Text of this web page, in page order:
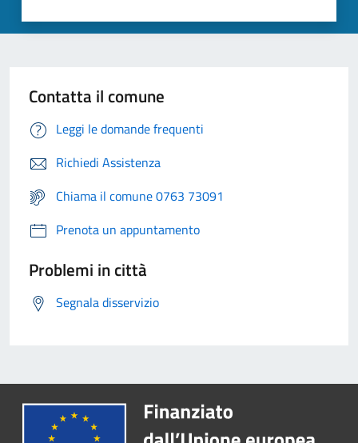
Contatta il comune
Leggi le domande frequenti
Richiedi Assistenza
Chiama il comune 0763 73091
Prenota un appuntamento
Problemi in città
Segnala disservizio